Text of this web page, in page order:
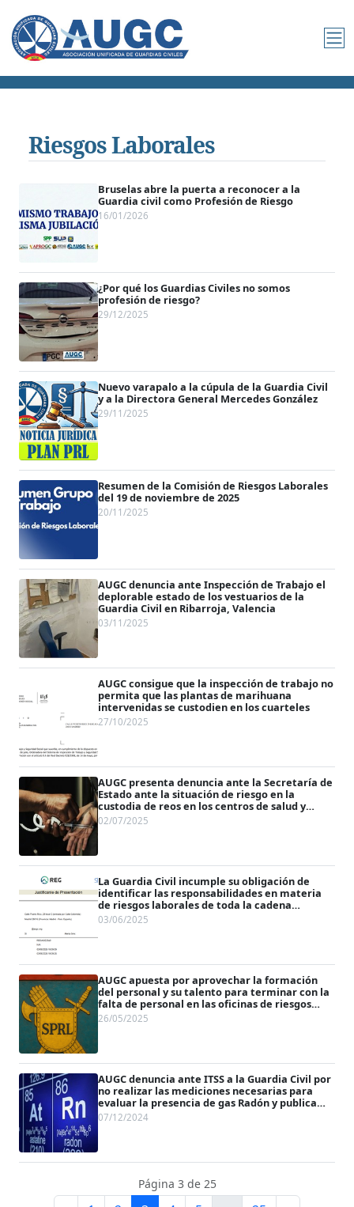
Riesgos Laborales
Bruselas abre la puerta a reconocer a la
Guardia civil como Profesión de Riesgo
16/01/2026
¿Por qué los Guardias Civiles no somos
profesión de riesgo?
29/12/2025
Nuevo varapalo a la cúpula de la Guardia Civil
y a la Directora General Mercedes González
29/11/2025
Resumen de la Comisión de Riesgos Laborales
del 19 de noviembre de 2025
20/11/2025
AUGC denuncia ante Inspección de Trabajo el
deplorable estado de los vestuarios de la
Guardia Civil en Ribarroja, Valencia
03/11/2025
AUGC consigue que la inspección de trabajo no
permita que las plantas de marihuana
intervenidas se custodien en los cuarteles
27/10/2025
AUGC presenta denuncia ante la Secretaría de
Estado ante la situación de riesgo en la
custodia de reos en los centros de salud y
hospitales
02/07/2025
La Guardia Civil incumple su obligación de
identificar las responsabilidades en materia
de riesgos laborales de toda la cadena
jerárquica
03/06/2025
AUGC apuesta por aprovechar la formación
del personal y su talento para terminar con la
falta de personal en las oficinas de riesgos
laborales
26/05/2025
AUGC denuncia ante ITSS a la Guardia Civil por
no realizar las mediciones necesarias para
evaluar la presencia de gas Radón y publica
una guía
07/12/2024
Página 3 de 25